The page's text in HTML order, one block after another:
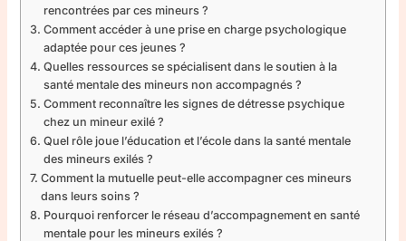
rencontrées par ces mineurs ?
Comment accéder à une prise en charge psychologique
adaptée pour ces jeunes ?
Quelles ressources se spécialisent dans le soutien à la
santé mentale des mineurs non accompagnés ?
Comment reconnaître les signes de détresse psychique
chez un mineur exilé ?
Quel rôle joue l’éducation et l’école dans la santé mentale
des mineurs exilés ?
Comment la mutuelle peut-elle accompagner ces mineurs
dans leurs soins ?
Pourquoi renforcer le réseau d’accompagnement en santé
mentale pour les mineurs exilés ?